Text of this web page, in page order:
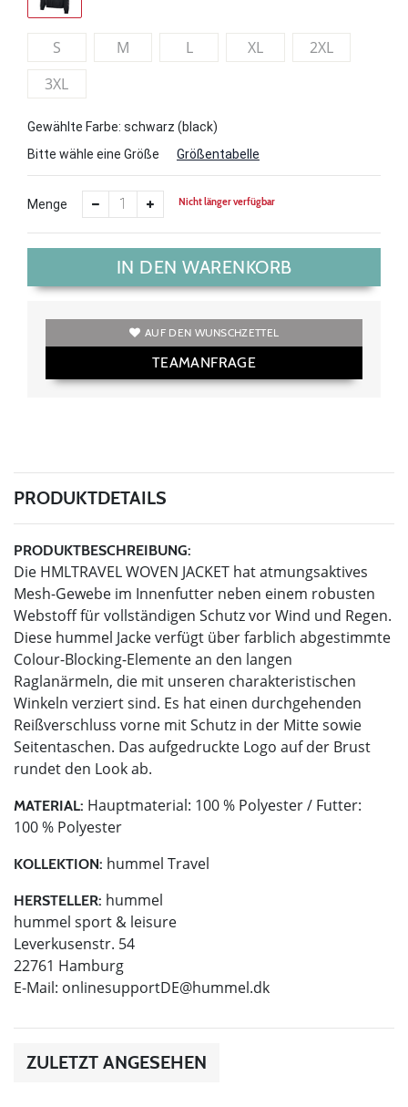
S M L XL
2XL
3XL
Gewählte Farbe: schwarz (black)
Bitte wähle eine Größe
Größentabelle
Menge Nicht länger verfügbar
IN DEN WARENKORB
AUF DEN WUNSCHZETTEL
TEAMANFRAGE
PRODUKTDETAILS
PRODUKTBESCHREIBUNG:
Die HMLTRAVEL WOVEN JACKET hat atmungsaktives
Mesh-Gewebe im Innenfutter neben einem robusten
Webstoff für vollständigen Schutz vor Wind und Regen.
Diese hummel Jacke verfügt über farblich abgestimmte
Colour-Blocking-Elemente an den langen
Raglanärmeln, die mit unseren charakteristischen
Winkeln verziert sind. Es hat einen durchgehenden
Reißverschluss vorne mit Schutz in der Mitte sowie
Seitentaschen. Das aufgedruckte Logo auf der Brust
rundet den Look ab.
MATERIAL: Hauptmaterial: 100 % Polyester / Futter:
100 % Polyester
KOLLEKTION: hummel Travel
HERSTELLER: hummel
hummel sport & leisure
Leverkusenstr. 54
22761 Hamburg
E-Mail: onlinesupportDE@hummel.dk
ZULETZT ANGESEHEN